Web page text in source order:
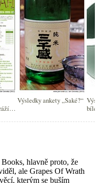
Výsledky ankety „Saké?“
bílé